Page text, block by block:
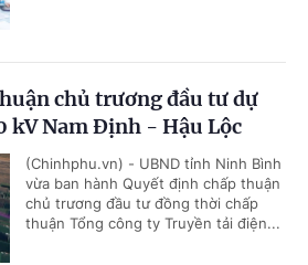
chủ trương đầu tư dự
kV Nam Định - Hậu Lộc
(Chinhphu.vn) - UBND tỉnh Ninh Bình
vừa ban hành Quyết định chấp thuận
chủ trương đầu tư đồng thời chấp
thuận Tổng công ty Truyền tải điện...